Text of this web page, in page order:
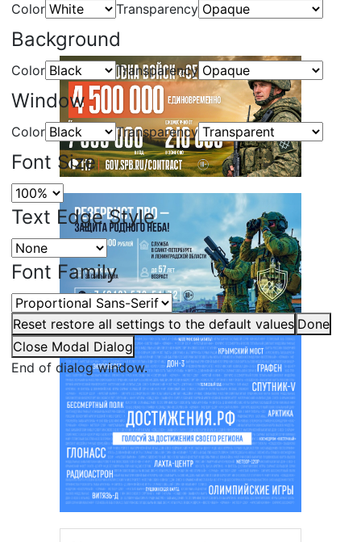
Color Transparency
Background
Color Transparency
Window
Color Transparency
Font Size
Text Edge Style
Font Family
Reset restore all settings to the default values Done
Close Modal Dialog
End of dialog window.